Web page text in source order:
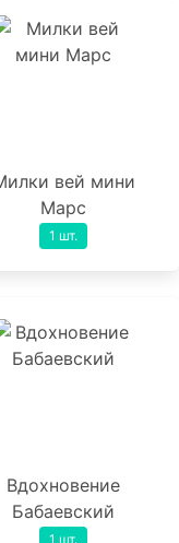
вей мини
Марс
1 шт.
Вдохновение
Бабаевский
1 шт.